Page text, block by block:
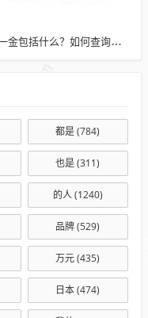
三险一金包括什么？如何查询和管理你的三险一金
都是(784)
也是(311)
的人(1240)
品牌(529)
万元(435)
日本(474)